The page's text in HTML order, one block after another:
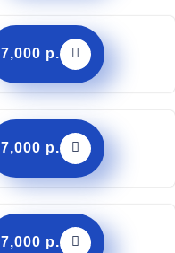
7,000 р.
7,000 р.
7,000 р.